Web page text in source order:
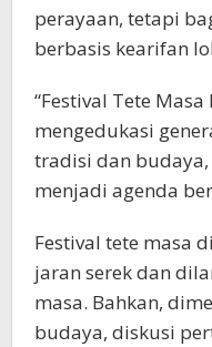
perayaan, tetapi
berbasis kearifan
“Festival Tete
mengedukasi
tradisi dan budaya,
menjadi agenda
Festival tete masa
jaran serek dan
masa. Bahkan,
budaya, diskusi